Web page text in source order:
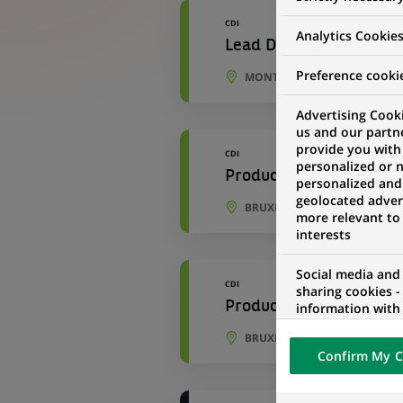
CDI
Lead DevSecOps - H/F
MONTREUIL, ÎLE-DE-FRANCE,
CDI
Product Owner – Key,
BRUXELLES, BRUXELLES,
CDI
Product Owner – Key,
BRUXELLES, BRUXELLES,
Analytics Cookies
Preference
Advertising
us and our
provide you with
personalized or
personalized and
geolocated
more relevant
interests
Social media
sharing cookies
information with
networks and
visualization on
of the content
external website.
Confirm My